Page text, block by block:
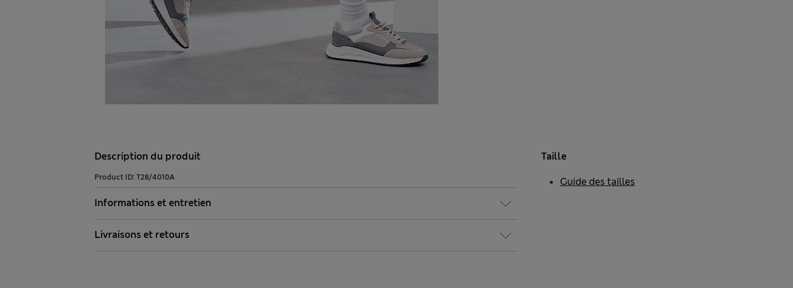
Description du produit
Product ID: T28/4010A
Informations et entretien
Livraisons et retours
Taille
Guide des tailles